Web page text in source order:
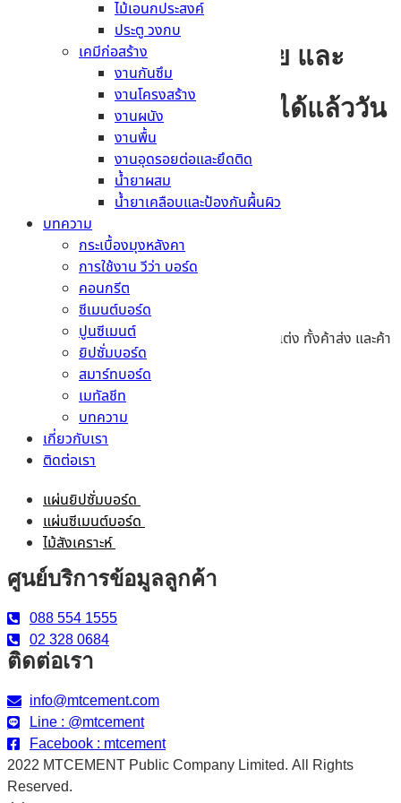
ไม้เอนกประสงค์
ประตู วงกบ
เคมีก่อสร้าง
งานกันซึม
งานโครงสร้าง
งานผนัง
งานพื้น
งานอุดรอยต่อและยึดติด
น้ำยาผสม
น้ำยาเคลือบและป้องกันผื้นผิว
บทความ
กระเบื้องมุงหลังคา
การใช้งาน วีว่า บอร์ด
คอนกรีต
ซีเมนต์บอร์ด
ปูนซีเมนต์
ยิปซั่มบอร์ด
สมาร์ทบอร์ด
เมทัลชีท
บทความ
เกี่ยวกับเรา
ติดต่อเรา
ซื้อสินค้าวัสดุก่อสร้างออนไลน์ →
ร่วมเป็นส่วนหนึ่งของเรา
เพื่อซื้อสินค้าที่หลากหลาย และ
ราคาพิเศษ
พร้อมโปรโมชั่นมากมายได้แล้ววัน
บริษัท เมืองไทย ซีเมนต์ จำกัด
เราเป็นธุรกิจจำหน่ายสินค้าวัสดุก่อสร้าง วัสดุตกแต่ง ทั้งค้าส่ง และค้า
ปลีกเป็นเวลานานกว่า 20 ปี
ปูนซีเมนต์ ปูนกาว คอนกรีต
หลังคา
แผ่นยิปซั่มบอร์ด
แผ่นซีเมนต์บอร์ด
ไม้สังเคราะห์
ศูนย์บริการข้อมูลลูกค้า
088 554 1555
02 328 0684
ติดต่อเรา
info@mtcement.com
Line : @mtcement
Facebook : mtcement
2022 MTCEMENT Public Company Limited. All Rights
Reserved.